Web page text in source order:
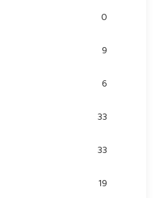
0
9
6
33
33
19